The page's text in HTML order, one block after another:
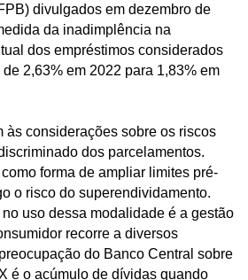
divulgados em dezembro de
da inadimplência na
dos empréstimos considerados
2,63% em 2022 para 1,83% em
às considerações sobre os riscos
dos parcelamentos.
forma de ampliar limites pré-
o risco do superendividamento.
uso dessa modalidade é a gestão
recorre a diversos
do Banco Central sobre
é o acúmulo de dívidas quando